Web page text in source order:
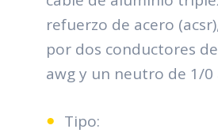
refuerzo de acero
por dos conductores
awg y un neutro de 1/0
Tipo: